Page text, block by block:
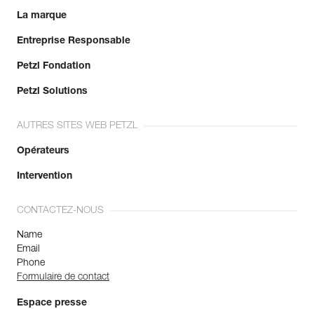
La marque
Entreprise Responsable
Petzl Fondation
Petzl Solutions
AUTRES SITES WEB PETZL
Opérateurs
Intervention
CONTACTEZ-NOUS
Name
Email
Phone
Formulaire de contact
Espace presse